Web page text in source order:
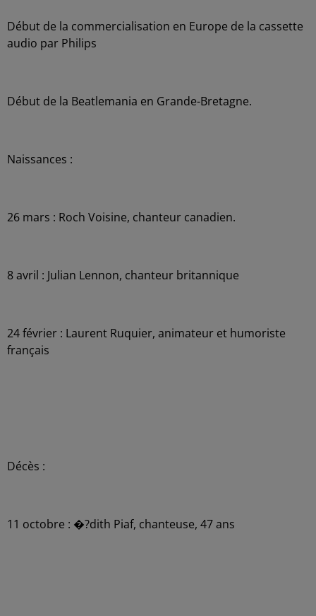
Début de la commercialisation en Europe de la cassette
audio par Philips
Début de la Beatlemania en Grande-Bretagne.
Naissances :
26 mars : Roch Voisine, chanteur canadien.
8 avril : Julian Lennon, chanteur britannique
24 février : Laurent Ruquier, animateur et humoriste
français
Décès :
11 octobre : �?dith Piaf, chanteuse, 47 ans